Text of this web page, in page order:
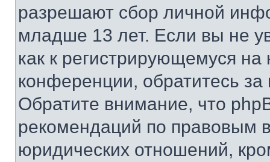
разрешают сбор личной
младше 13 лет. Если вы не
как к регистрирующемуся
конференции, обратитесь
Обратите внимание, что
рекомендаций по правовым
юридических отношений,